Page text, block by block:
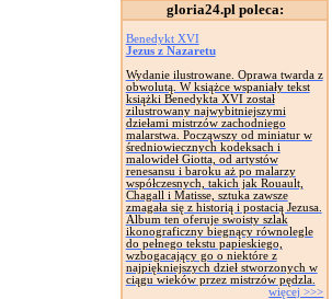
gloria24.pl poleca:
Benedykt XVI
Jezus z Nazaretu
Wydanie ilustrowane. Oprawa twarda z
obwolutą. W książce wspaniały tekst
książki Benedykta XVI został
zilustrowany najwybitniejszymi
dziełami mistrzów zachodniego
malarstwa. Począwszy od miniatur w
średniowiecznych kodeksach i
malowideł Giotta, od artystów
renesansu i baroku aż po malarzy
współczesnych, takich jak Rouault,
Chagall i Matisse, sztuka zawsze
zmagała się z historią i postacią Jezusa.
Album ten oferuje swoisty szlak
ikonograficzny biegnący równolegle
do pełnego tekstu papieskiego,
wzbogacający go o niektóre z
najpiękniejszych dzieł stworzonych w
ciągu wieków przez mistrzów pędzla.
więcej >>>